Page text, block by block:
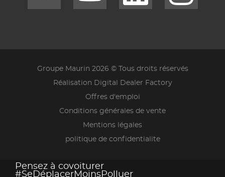
Groupe Maurin 2026 © Tous droits réservés
Réalisation Digital Dealer Factory
Offres d'emploi
Conditions générales de vente
Mentions légales
politique de confidentialite
Pensez à covoiturer
#SeDéplacerMoinsPolluer